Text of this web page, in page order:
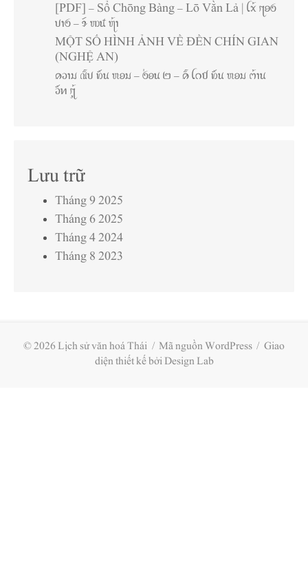
[PDF] – Sổ Chōng Bàng – Lō Vằn Lả | ꪶꪎ꫁ ꪋꪮꪉ
ꪚꪱꪉ – ꪩꪷ ꪪꪽ ꪨ꫁ꪱ
MỘT SỐ HÌNH ẢNH VỀ ĐỀN CHÍN GIAN
(NGHỆ AN)
ꪁꪫꪱꪣ ꪄꪾꪚ ꪭꪸꪙ ꪬꪮꪣ – ꪉ꪿ꪮꪙ ꫒ – ꪁꪾ ꪶꪒꪥ ꪭꪸꪙ ꪬꪮꪣ ꪔ꫁ꪱꪙ
ꪫꪸꪀ ꪋꪴ꫁
Lưu trữ
Tháng 9 2025
Tháng 6 2025
Tháng 4 2024
Tháng 8 2023
© 2026 Lịch sử văn hoá Thái / Mã nguồn WordPress / Giao
diện thiết kế bởi Design Lab